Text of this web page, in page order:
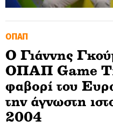
SOOZIE’S FRIENDS
CULTURE
TASTELAND
TECH
ΟΠΑΠ
Ο Γιάννης
ΟΠΑΠ Game
φαβορί του
την άγνωστη
2004